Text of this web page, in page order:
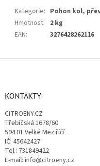
Kategorie: Pohon kol,
Hmotnost:
2 kg
EAN: 3276428262116
KONTAKTY
CITROENY.CZ
Třebíčská 1678/60
594 01 Velké Meziříčí
IČ: 45642427
Tel.: 731849422
E-mail: info@citroeny.cz